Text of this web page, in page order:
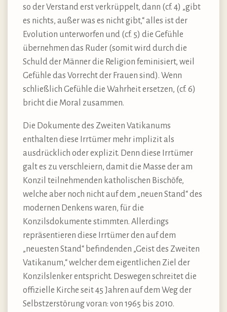
so der Verstand erst verkrüppelt, dann (cf. 4) „gibt
es nichts, außer was es nicht gibt,“ alles ist der
Evolution unterworfen und (cf. 5) die Gefühle
übernehmen das Ruder (somit wird durch die
Schuld der Männer die Religion feminisiert, weil
Gefühle das Vorrecht der Frauen sind). Wenn
schließlich Gefühle die Wahrheit ersetzen, (cf. 6)
bricht die Moral zusammen.
Die Dokumente des Zweiten Vatikanums
enthalten diese Irrtümer mehr implizit als
ausdrücklich oder explizit. Denn diese Irrtümer
galt es zu verschleiern, damit die Masse der am
Konzil teilnehmenden katholischen Bischöfe,
welche aber noch nicht auf dem „neuen Stand“ des
modernen Denkens waren, für die
Konzilsdokumente stimmten. Allerdings
repräsentieren diese Irrtümer den auf dem
„neuesten Stand“ befindenden „Geist des Zweiten
Vatikanum,“ welcher dem eigentlichen Ziel der
Konzilslenker entspricht. Deswegen schreitet die
offizielle Kirche seit 45 Jahren auf dem Weg der
Selbstzerstörung voran: von 1965 bis 2010.